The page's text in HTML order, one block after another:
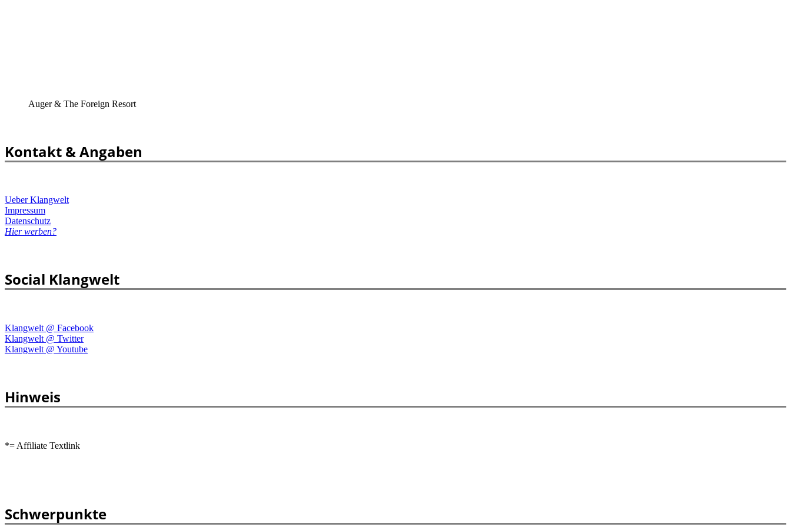
Auger & The Foreign Resort
Kontakt & Angaben
Ueber Klangwelt
Impressum
Datenschutz
Hier werben?
Social Klangwelt
Klangwelt @ Facebook
Klangwelt @ Twitter
Klangwelt @ Youtube
Hinweis
*= Affiliate Textlink
Schwerpunkte